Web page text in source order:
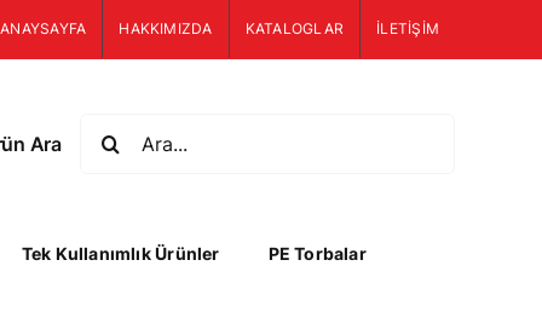
ANAYSAYFA HAKKIMIZDA KATALOGLAR İLETİŞİM
Ara
Tek Kullanımlık Ürünler PE Torbalar